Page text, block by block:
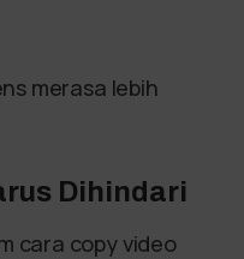
merasa lebih
Dihindari
cara copy video